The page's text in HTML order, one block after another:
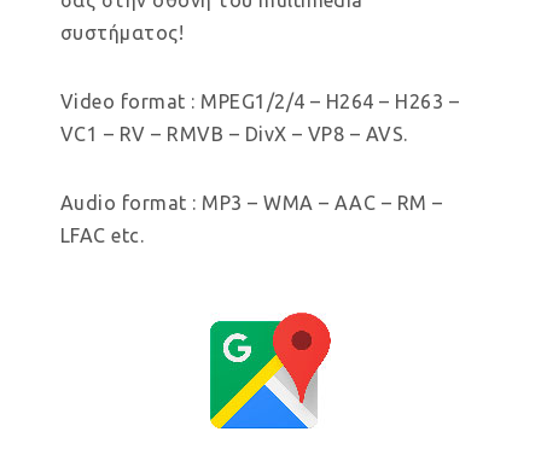
συστήματος!
Video format : MPEG1/2/4 – H264 – H263 –
VC1 – RV – RMVB – DivX – VP8 – AVS.
Audio format : MP3 – WMA – AAC – RM –
LFAC etc.